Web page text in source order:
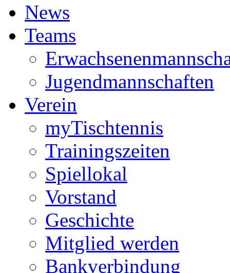
News
Teams
Jugendmannschaften
Verein
myTischtennis
Trainingszeiten
Spiellokal
Vorstand
Geschichte
Mitglied werden
Bankverbindung